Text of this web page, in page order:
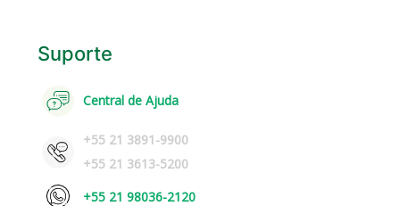
Suporte
Central de Ajuda
+55 21 3891-9900
+55 21 3613-5200
+55 21 98036-2120